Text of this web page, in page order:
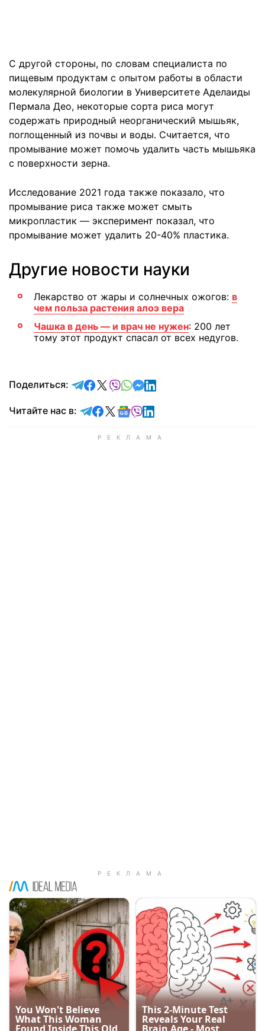
С другой стороны, по словам специалиста по
пищевым продуктам с опытом работы в области
молекулярной биологии в Университете Аделаиды
Пермала Део, некоторые сорта риса могут
содержать природный неорганический мышьяк,
поглощенный из почвы и воды. Считается, что
промывание может помочь удалить часть мышьяка
с поверхности зерна.
Исследование 2021 года также показало, что
промывание риса также может смыть
микропластик — эксперимент показал, что
промывание может удалить 20-40% пластика.
Другие новости науки
Лекарство от жары и солнечных ожогов: в
чем польза растения алоэ вера
Чашка в день — и врач не нужен: 200 лет
тому этот продукт спасал от всех недугов.
Поделиться: отправить в Telegram
поделиться в Facebook
поделиться в X
отправить в Viber
отправить в Whatsapp
отправить в Messenger
отправить в LinkedIn
Читайте нас в: Читайте в Telegram
Читайте в Facebook
Читайте в X
Читайте в Google news
Читайте в Viber
Читайте в LinkedIn